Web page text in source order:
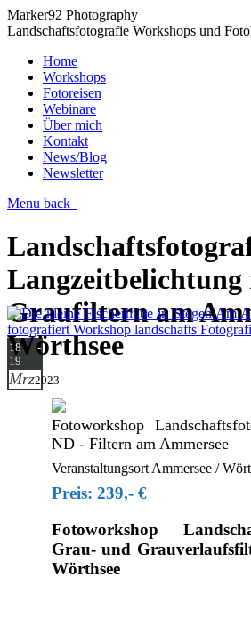
Marker92 Photography
Landschaftsfotografie Workshops und
Home
Workshops
Fotoreisen
Webinare
Über mich
Kontakt
News/Blog
Newsletter
Menu back
Graufiltern am
Wörthsee
18 -
19
Mrz2023
Fotoworkshop
ND - Filtern am Ammersee
Veranstaltungsort Ammersee /
Preis: 239,- €
Fotoworkshop
Grau- und
Wörthsee